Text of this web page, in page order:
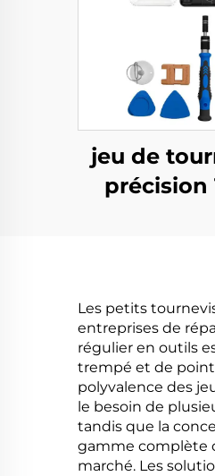
jeu de
précision
Les petits
entreprises de
régulier en outils
trempé et de
polyvalence des
le besoin de
tandis que la
gamme complète
marché. Les